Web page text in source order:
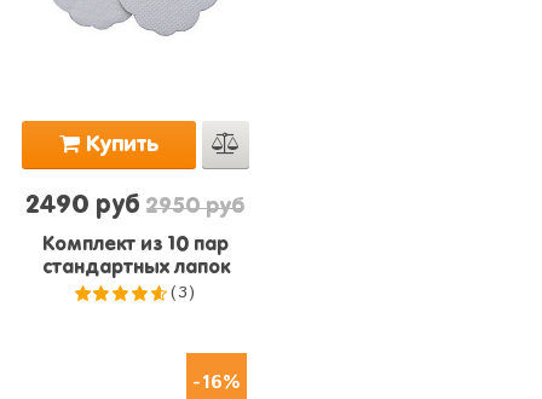
Купить
2490 руб 2950 руб
Комплект из 10 пар
стандартных лапок
(3)
-16%